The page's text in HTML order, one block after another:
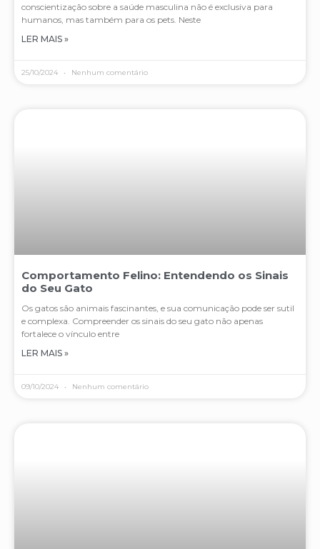
conscientização sobre a saúde masculina não é exclusiva para
humanos, mas também para os pets. Neste
LER MAIS »
25/10/2024 Nenhum comentário
Comportamento Felino: Entendendo os Sinais
do Seu Gato
Os gatos são animais fascinantes, e sua comunicação pode ser sutil
e complexa. Compreender os sinais do seu gato não apenas
fortalece o vínculo entre
LER MAIS »
09/10/2024 Nenhum comentário